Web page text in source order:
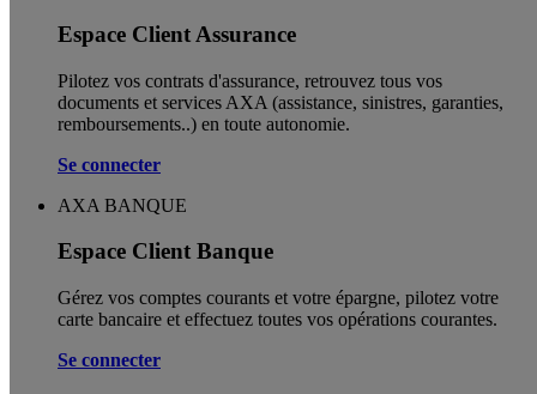
Espace Client Assurance
Pilotez vos contrats d'assurance, retrouvez tous vos
documents et services AXA (assistance, sinistres, garanties,
remboursements..) en toute autonomie. ​
Se connecter
AXA BANQUE
Espace Client Banque
Gérez vos comptes courants et votre épargne, pilotez votre
carte bancaire et effectuez toutes vos opérations courantes.
Se connecter